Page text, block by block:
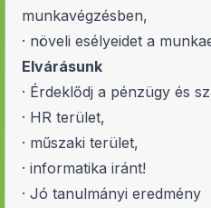
munkavégzésben,
· növeli esélyeidet a
Elvárásunk
· Érdeklődj a pénzügy és
· HR terület,
· műszaki terület,
· informatika iránt!
· Jó tanulmányi eredmény